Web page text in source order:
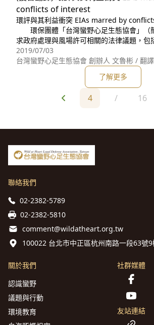
conflicts of interest
環評與其利益衝突 EIAs marred by conflicts of interest
環保團體「台灣蠻野心足生態協會」（
求政府處理與風場許可相關的法律議題，包
重大缺失，以及其他延伸的法律程序問題。 蠻野
心足表示，目前台灣的風場開發擁有數十億
屬於全球最大能源開發案之一，但卻
2019/07/03
台灣蠻野心足生態協會 創辦人 文魯彬 / 翻
了解更多
4 / 16
聯絡我們
02-2382-5789
02-2382-5810
comment@wildatheart.org.tw
100022 台北市中正區杭州南路一段63號
關於我們
認識蠻野
議題與行動
環境教育
社群媒體
友站連結